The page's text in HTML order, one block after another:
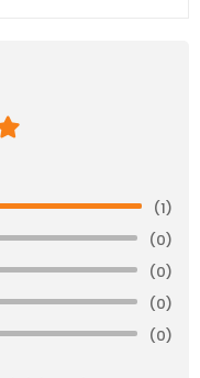
(1)
(0)
(0)
(0)
(0)